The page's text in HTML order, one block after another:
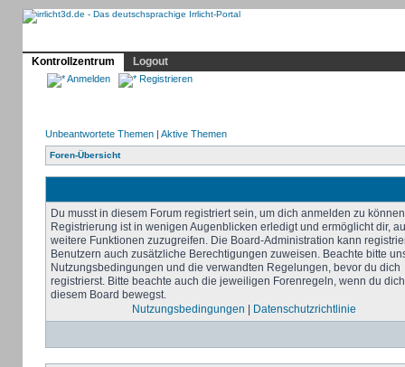
Kontrollzentrum
Logout
Anmelden Registrieren
Unbeantwortete Themen| Aktive Themen
Foren-Übersicht
Du musst in diesem Forum registriert sein, um dich anmelden zu
Registrierung ist in wenigen Augenblicken erledigt und ermöglicht dir,
weitere Funktionen zuzugreifen. Die Board-Administration kann
Benutzern auch zusätzliche Berechtigungen zuweisen. Beachte bitte
Nutzungsbedingungen und die verwandten Regelungen, bevor du dich
registrierst. Bitte beachte auch die jeweiligen Forenregeln, wenn du
diesem Board bewegst.
Nutzungsbedingungen
Datenschutzrichtlinie